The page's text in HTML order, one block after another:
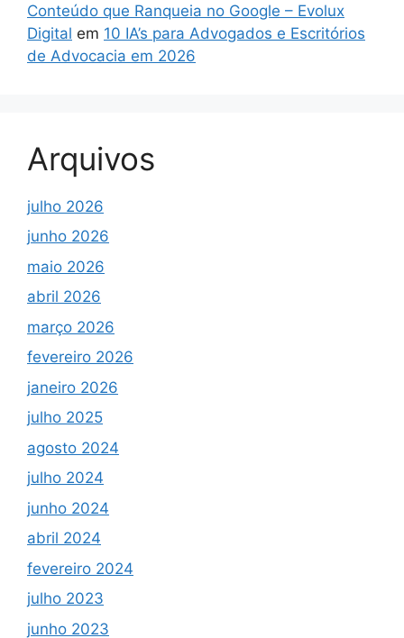
Conteúdo que Ranqueia no Google – Evolux
Digital em 10 IA’s para Advogados e Escritórios
de Advocacia em 2026
Arquivos
julho 2026
junho 2026
maio 2026
abril 2026
março 2026
fevereiro 2026
janeiro 2026
julho 2025
agosto 2024
julho 2024
junho 2024
abril 2024
fevereiro 2024
julho 2023
junho 2023